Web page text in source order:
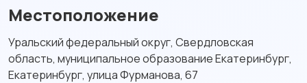
Местоположение
Уральский федеральный округ, Свердловская
область, муниципальное образование Екатеринбург,
Екатеринбург, улица Фурманова, 67